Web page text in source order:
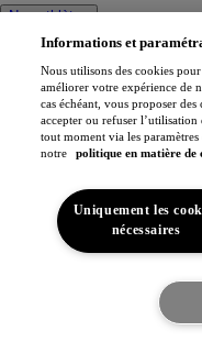
Découvrez le véhicule
Nos athlètes
Projets de mobilité
Toyota Gazoo Racing
Toyota GR Sport
Dakar Rally
WRC - Championnat du monde
WEC - Championnat du monde
GR H2 Racing Concept
This is Toyota
Toyota Belgium
Espace
Pourquoi Toyota
Confort du véhicule
Toyota vision & philosophie
Informations et
Nous utilisons des cookies
améliorer votre expérience de
cas échéant, vous proposer
accepter ou refuser
tout moment via les
notre
politique en matière de
Uniquement les
nécessaires